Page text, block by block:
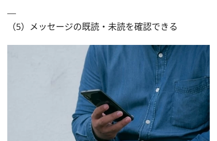
（5）メッセージの既読・未読を確認できる